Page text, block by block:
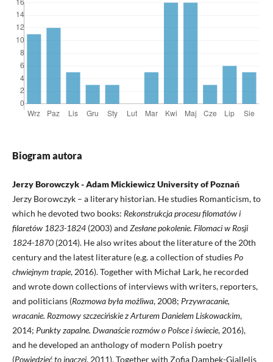
Biogram autora
Jerzy Borowczyk - Adam Mickiewicz University of Poznań
Jerzy Borowczyk – a literary historian. He studies Romanticism, to
which he devoted two books: Rekonstrukcja procesu filomatów i
filaretów 1823-1824 (2003) and Zesłane pokolenie. Filomaci w Rosji
1824-1870 (2014). He also writes about the literature of the 20th
century and the latest literature (e.g. a collection of studies Po
chwiejnym trapie, 2016). Together with Michał Lark, he recorded
and wrote down collections of interviews with writers, reporters,
and politicians (Rozmowa była możliwa, 2008; Przywracanie,
wracanie. Rozmowy szczecińskie z Arturem Danielem Liskowackim,
2014; Punkty zapalne. Dwanaście rozmów o Polsce i świecie, 2016),
and he developed an anthology of modern Polish poetry
(Powiedzieć to inaczej, 2011). Together with Zofia Dambek-Giallelis